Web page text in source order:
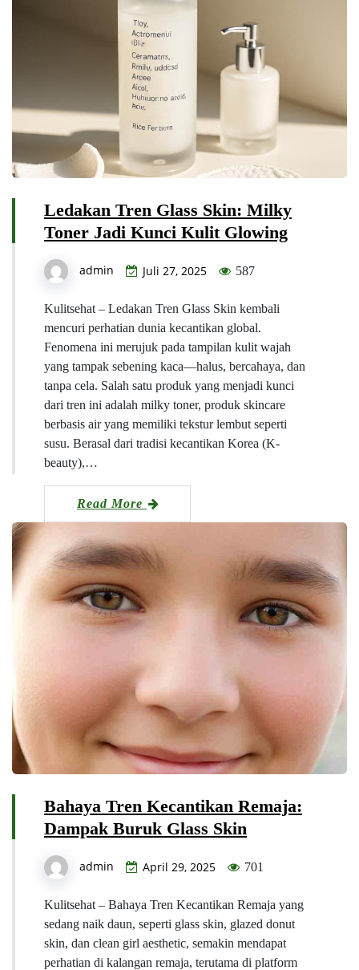
Ledakan Tren Glass Skin: Milky
Toner Jadi Kunci Kulit Glowing
admin Juli 27, 2025 587
Kulitsehat – Ledakan Tren Glass Skin kembali
mencuri perhatian dunia kecantikan global.
Fenomena ini merujuk pada tampilan kulit wajah
yang tampak sebening kaca—halus, bercahaya, dan
tanpa cela. Salah satu produk yang menjadi kunci
dari tren ini adalah milky toner, produk skincare
berbasis air yang memiliki tekstur lembut seperti
susu. Berasal dari tradisi kecantikan Korea (K-
beauty),…
Read More
Bahaya Tren Kecantikan Remaja:
Dampak Buruk Glass Skin
admin April 29, 2025 701
Kulitsehat – Bahaya Tren Kecantikan Remaja yang
sedang naik daun, seperti glass skin, glazed donut
skin, dan clean girl aesthetic, semakin mendapat
perhatian di kalangan remaja, terutama di platform